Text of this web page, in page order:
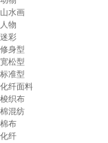
山水画
人物
迷彩
修身型
宽松型
标准型
化纤面料
梭织布
棉混纺
棉布
化纤